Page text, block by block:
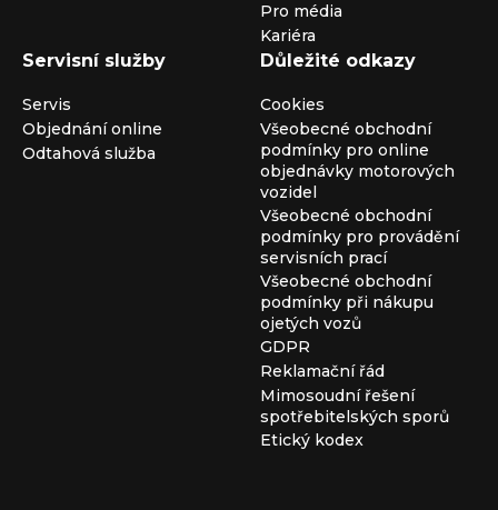
Pro média
Kariéra
Servisní služby
Servis
Objednání online
Odtahová služba
Důležité odkazy
Cookies
Všeobecné obchodní
podmínky pro online
objednávky motorových
vozidel
Všeobecné obchodní
podmínky pro provádění
servisních prací
Všeobecné obchodní
podmínky při nákupu
ojetých vozů
GDPR
Reklamační řád
Mimosoudní řešení
spotřebitelských sporů
Etický kodex